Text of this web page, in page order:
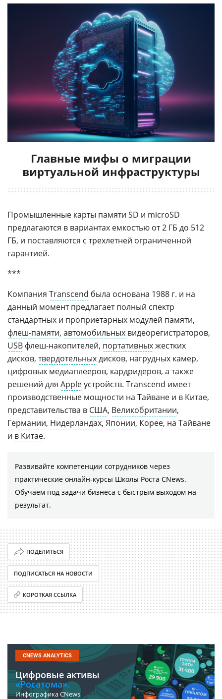
Главные мифы о миграции
виртуальной инфраструктуры
Промышленные карты памяти SD и microSD
предлагаются в вариантах емкостью от 2 ГБ до 512
ГБ, и поставляются с трехлетней ограниченной
гарантией.
***
Компания Transcend была основана 1988 г. и на
данный момент предлагает полный спектр
стандартных и проприетарных модулей памяти,
флеш-памяти, автомобильных видеорегистраторов,
USB флеш-накопителей, портативныхжестких
дисков, твердотельныхдисков, нагрудных камер,
цифровых медиаплееров, кардридеров, а также
решений для Appleустройств. Transcend имеет
производственные мощности на Тайване и в Китае,
представительства в США, Великобритании,
Германии, Нидерландах, Японии, Корее, на Тайване
и в Китае.
Развивайте компетенции сотрудников через
практические онлайн-курсы Школы Роста CNews.
Обучаем под задачи бизнеса с быстрым выходом на
результат.
ПОДЕЛИТЬСЯ
ПОДПИСАТЬСЯ НА НОВОСТИ
КОРОТКАЯ ССЫЛКА
CNEWS ANALYTICS
Цифровые активы
«Росатома».
Инфографика CNews